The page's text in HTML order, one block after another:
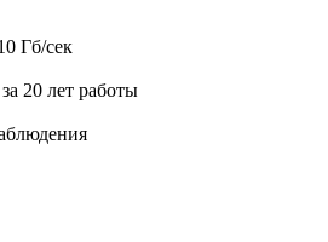
Гб/сек
20 лет работы